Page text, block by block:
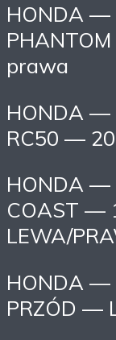
HONDA
prawa
HONDA
RC50 —
HONDA —
COAST —
LEWA/
HONDA
PRZÓD —